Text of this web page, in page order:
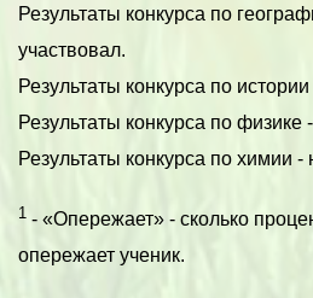
Результаты конкурса по
участвовал.
Результаты конкурса по
Результаты конкурса по физике
Результаты конкурса по химии -
1 - «Опережает» - сколько
опережает ученик.